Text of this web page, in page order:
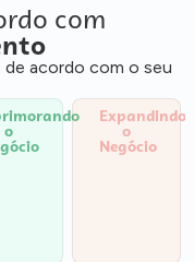
com
de acordo com o seu
o
Expandindo
o
Negócio